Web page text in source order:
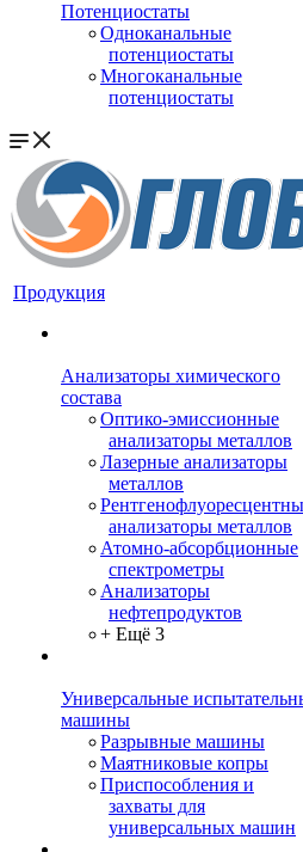
Потенциостаты
Одноканальные
потенциостаты
Многоканальные
потенциостаты
Продукция
Анализаторы химического
состава
Оптико-эмиссионные
анализаторы металлов
Лазерные анализаторы
металлов
анализаторы металлов
Атомно-абсорбционные
спектрометры
Анализаторы
нефтепродуктов
+ Ещё 3
Универсальные
машины
Разрывные машины
Маятниковые копры
Приспособления и
захваты для
универсальных машин